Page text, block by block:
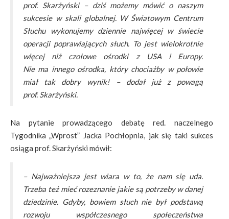
prof. Skarżyński – dziś możemy mówić o naszym
sukcesie w skali globalnej. W Światowym Centrum
Słuchu wykonujemy dziennie najwięcej w świecie
operacji poprawiających słuch. To jest wielokrotnie
więcej niż czołowe ośrodki z USA i Europy.
Nie ma innego ośrodka, który chociażby w połowie
miał tak dobry wynik! – dodał już z powagą
prof. Skarżyński.
Na pytanie prowadzącego debatę red. naczelnego
Tygodnika „Wprost” Jacka Pochłopnia, jak się taki sukces
osiąga prof. Skarżyński mówił:
– Najważniejsza jest wiara w to, że nam się uda.
Trzeba też mieć rozeznanie jakie są potrzeby w danej
dziedzinie. Gdyby, bowiem słuch nie był podstawą
rozwoju współczesnego społeczeństwa